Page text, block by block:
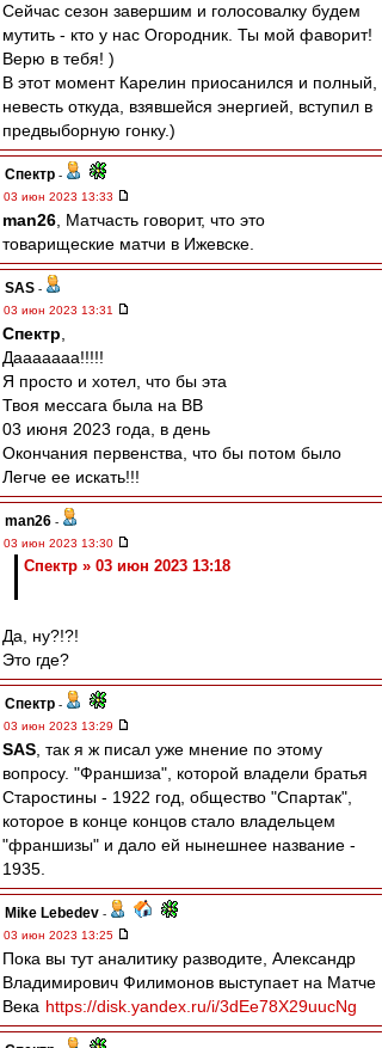
Сейчас сезон завершим и голосовалку будем
мутить - кто у нас Огородник. Ты мой фаворит!
Верю в тебя! )
В этот момент Карелин приосанился и полный,
невесть откуда, взявшейся энергией, вступил в
предвыборную гонку.)
Спектр -
03 июн 2023 13:33
man26 , Матчасть говорит, что это
товарищеские матчи в Ижевске.
SAS -
03 июн 2023 13:31
Спектр
Дааааааа!!!!!
Я просто и хотел, что бы эта
Твоя мессага была на ВВ
03 июня 2023 года, в день
Окончания первенства, что бы потом было
Легче ее искать!!!
man26 -
03 июн 2023 13:30
Спектр » 03 июн 2023 13:18
Да, ну?!?!
Это где?
Спектр -
03 июн 2023 13:29
SAS , так я ж писал уже мнение по этому
вопросу. "Франшиза", которой владели братья
Старостины - 1922 год, общество "Спартак",
которое в конце концов стало владельцем
"франшизы" и дало ей нынешнее название -
1935.
Mike Lebedev -
03 июн 2023 13:25
Пока вы тут аналитику разводите, Александр
Владимирович Филимонов выступает на Матче
Века https://disk.yandex.ru/i/3dEe78X29uucNg